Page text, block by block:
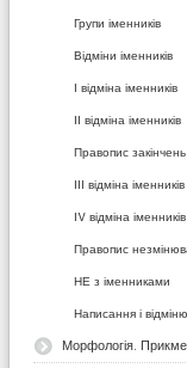
Групи іменників
Відміни іменників
І відміна іменників
ІІ відміна іменників
Правопис
ІІІ відміна іменників
ІV відміна іменників
Правопис
НЕ з іменниками
Написання і
Морфологія.